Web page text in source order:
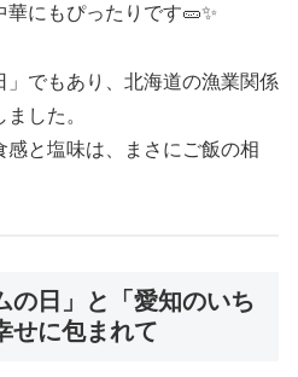
にもぴったりです🥒✨
」でもあり、北海道の漁業関係
した。
と塩味は、まさにご飯の相
の日」と「愛知のいち
せに包まれて